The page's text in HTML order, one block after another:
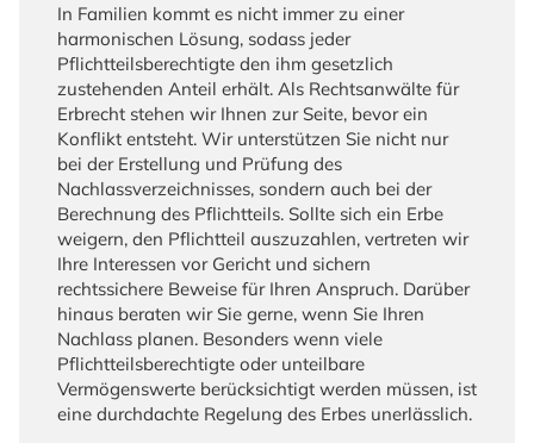
In Familien kommt es nicht immer zu einer
harmonischen Lösung, sodass jeder
Pflichtteilsberechtigte den ihm gesetzlich
zustehenden Anteil erhält. Als Rechtsanwälte für
Erbrecht stehen wir Ihnen zur Seite, bevor ein
Konflikt entsteht. Wir unterstützen Sie nicht nur
bei der Erstellung und Prüfung des
Nachlassverzeichnisses, sondern auch bei der
Berechnung des Pflichtteils. Sollte sich ein Erbe
weigern, den Pflichtteil auszuzahlen, vertreten wir
Ihre Interessen vor Gericht und sichern
rechtssichere Beweise für Ihren Anspruch. Darüber
hinaus beraten wir Sie gerne, wenn Sie Ihren
Nachlass planen. Besonders wenn viele
Pflichtteilsberechtigte oder unteilbare
Vermögenswerte berücksichtigt werden müssen, ist
eine durchdachte Regelung des Erbes unerlässlich.